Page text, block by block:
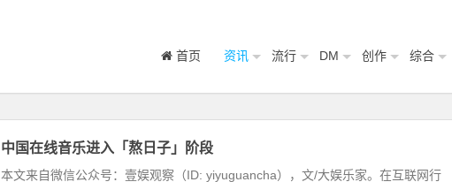
首页 资讯 流行 DM 创作 综合
中国在线音乐进入「熬日子」阶段
本文来自微信公众号：壹娱观察（ID: yiyuguancha），文/大娱乐家。在互联网行